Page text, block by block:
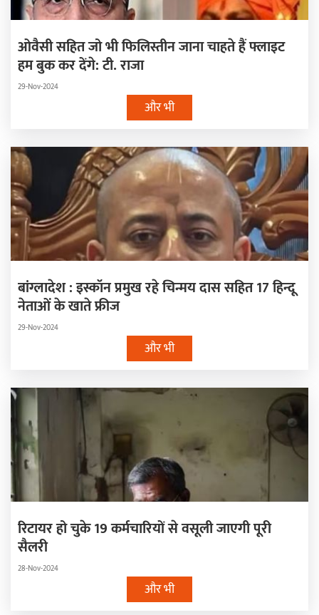
ओवैसी सहित जो भी फिलिस्तीन जाना चाहते हैं फ्लाइट
हम बुक कर देंगे: टी. राजा
29-Nov-2024
और भी
बांग्लादेश : इस्कॉन प्रमुख रहे चिन्मय दास सहित 17 हिन्दू
नेताओं के खाते फ्रीज
29-Nov-2024
और भी
रिटायर हो चुके 19 कर्मचारियों से वसूली जाएगी पूरी
सैलरी
28-Nov-2024
और भी